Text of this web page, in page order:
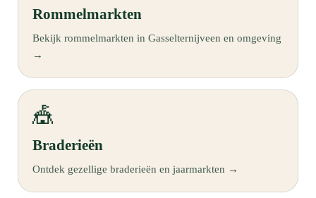
Rommelmarkten
Bekijk rommelmarkten in Gasselternijveen en omgeving
→
🎪
Braderieën
Ontdek gezellige braderieën en jaarmarkten →